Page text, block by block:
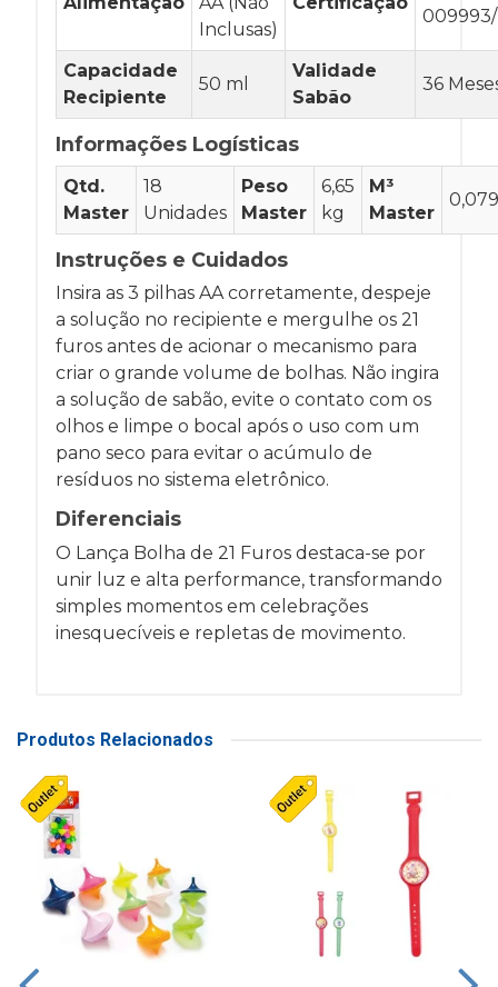
Inclusas)
Capacidade
Recipiente
50 ml
Validade
Sabão
36
Informações Logísticas
Qtd.
Master
18
Unidades
Peso
Master
6,65
kg
M³
Master
Instruções e Cuidados
Insira as 3 pilhas AA corretamente, despeje
a solução no recipiente e mergulhe os 21
furos antes de acionar o mecanismo para
criar o grande volume de bolhas. Não ingira
a solução de sabão, evite o contato com os
olhos e limpe o bocal após o uso com um
pano seco para evitar o acúmulo de
resíduos no sistema eletrônico.
Diferenciais
O Lança Bolha de 21 Furos destaca-se por
unir luz e alta performance, transformando
simples momentos em celebrações
inesquecíveis e repletas de movimento.
Produtos Relacionados